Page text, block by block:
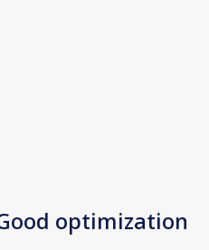
optimization